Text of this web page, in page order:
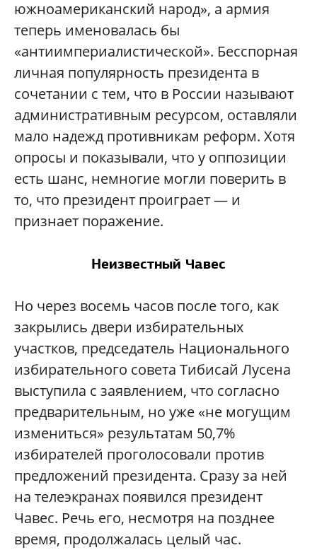
южноамериканский народ», а армия
теперь именовалась бы
«антиимпериалистической». Бесспорная
личная популярность президента в
сочетании с тем, что в России называют
административным ресурсом, оставляли
мало надежд противникам реформ. Хотя
опросы и показывали, что у оппозиции
есть шанс, немногие могли поверить в
то, что президент проиграет — и
признает поражение.
Неизвестный Чавес
Но через восемь часов после того, как
закрылись двери избирательных
участков, председатель Национального
избирательного совета Тибисай Лусена
выступила с заявлением, что согласно
предварительным, но уже «не могущим
измениться» результатам 50,7%
избирателей проголосовали против
предложений президента. Сразу за ней
на телеэкранах появился президент
Чавес. Речь его, несмотря на позднее
время, продолжалась целый час.